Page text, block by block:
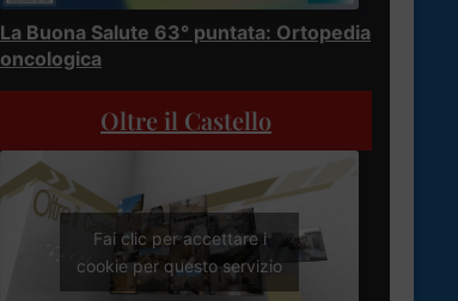
La Buona Salute 63° puntata: Ortopedia
oncologica
Oltre il Castello
Fai clic per accettare i
cookie per questo servizio